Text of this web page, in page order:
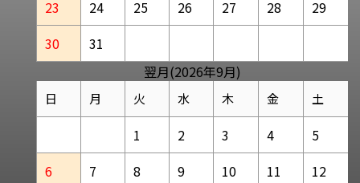
23
24 25 26 27 28
29
30
31
翌月(2026年9月)
日 月 火 水 木 金 土
1 2 3 4
5
6
7 8 9 10 11
12